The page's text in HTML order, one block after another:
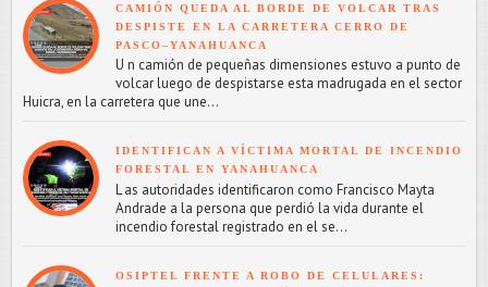
CAMIÓN QUEDA AL BORDE DE VOLCAR TRAS
DESPISTE EN LA CARRETERA CERRO DE
PASCO–YANAHUANCA
U n camión de pequeñas dimensiones estuvo a punto de
volcar luego de despistarse esta madrugada en el sector
Huicra, en la carretera que une...
IDENTIFICAN A VÍCTIMA MORTAL DE INCENDIO
FORESTAL EN YANAHUANCA
L as autoridades identificaron como Francisco Mayta
Andrade a la persona que perdió la vida durante el
incendio forestal registrado en el se...
OSIPTEL FRENTE A ROBO DE CELULARES: